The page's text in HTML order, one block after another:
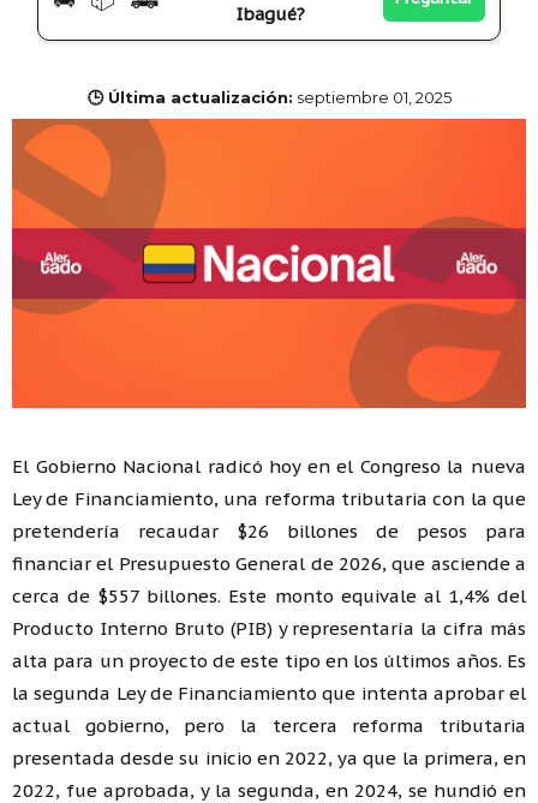
Ibagué?
🕒 Última actualización: septiembre 01, 2025
El Gobierno Nacional radicó hoy en el Congreso la nueva
Ley de Financiamiento, una reforma tributaria con la que
pretendería recaudar $26 billones de pesos para
financiar el Presupuesto General de 2026, que asciende a
cerca de $557 billones. Este monto equivale al 1,4% del
Producto Interno Bruto (PIB) y representaría la cifra más
alta para un proyecto de este tipo en los últimos años. Es
la segunda Ley de Financiamiento que intenta aprobar el
actual gobierno, pero la tercera reforma tributaria
presentada desde su inicio en 2022, ya que la primera, en
2022, fue aprobada, y la segunda, en 2024, se hundió en